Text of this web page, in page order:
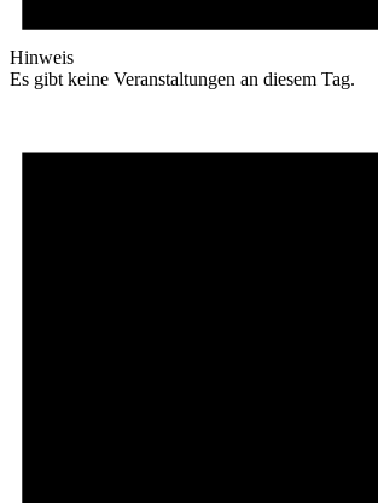
Hinweis
Es gibt keine Veranstaltungen an diesem Tag.